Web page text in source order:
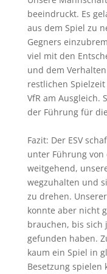
beeindruckt. Es
aus dem Spiel zu
Gegners
viel mit den
und dem
restlichen
VfR am Ausgleich.
der Führung für
Fazit: Der ESV
unter Führung
weitgehend,
wegzuhalten und
zu drehen.
konnte aber nicht
brauchen, bis sich
gefunden haben.
kaum ein Spiel in
Besetzung spielen